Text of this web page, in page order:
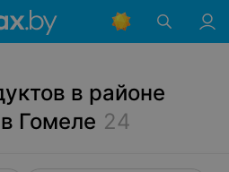
в районе
Гомеле 24